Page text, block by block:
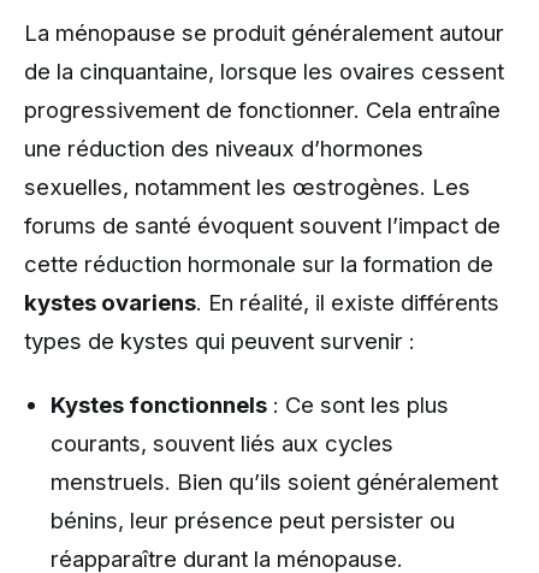
La ménopause se produit généralement autour
de la cinquantaine, lorsque les ovaires cessent
progressivement de fonctionner. Cela entraîne
une réduction des niveaux d’hormones
sexuelles, notamment les œstrogènes. Les
forums de santé évoquent souvent l’impact de
cette réduction hormonale sur la formation de
kystes ovariens. En réalité, il existe différents
types de kystes qui peuvent survenir :
Kystes fonctionnels : Ce sont les plus
courants, souvent liés aux cycles
menstruels. Bien qu’ils soient généralement
bénins, leur présence peut persister ou
réapparaître durant la ménopause.